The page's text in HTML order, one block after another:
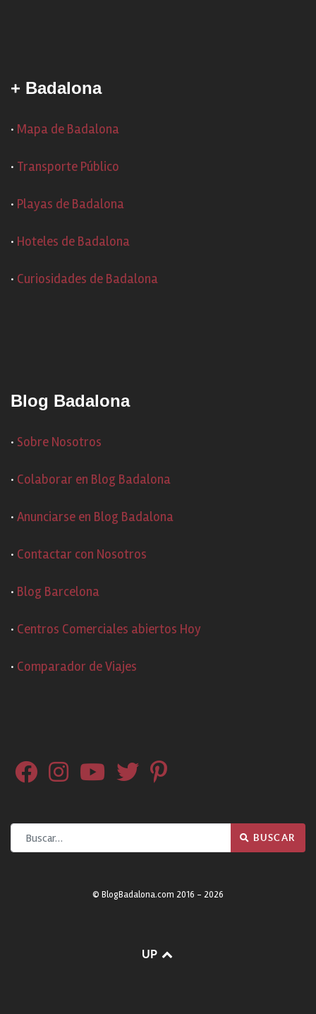
+ Badalona
· Mapa de Badalona
· Transporte Público
· Playas de Badalona
· Hoteles de Badalona
· Curiosidades de Badalona
Blog Badalona
· Sobre Nosotros
· Colaborar en Blog Badalona
· Anunciarse en Blog Badalona
· Contactar con Nosotros
· Blog Barcelona
· Centros Comerciales abiertos Hoy
· Comparador de Viajes
Buscar BUSCAR
© BlogBadalona.com 2016 - 2026
UP